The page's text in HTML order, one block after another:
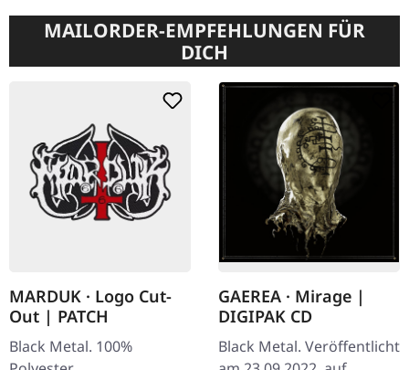
MAILORDER-EMPFEHLUNGEN FÜR
DICH
MARDUK · Logo Cut-
Out | PATCH
Black Metal. 100%
GAEREA · Mirage |
DIGIPAK CD
Black Metal. Veröffentlicht